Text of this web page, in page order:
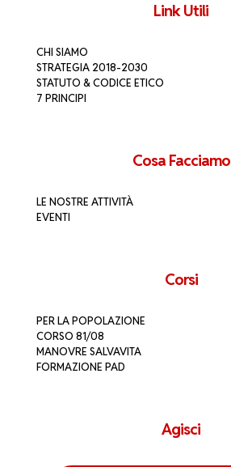
Link Utili
CHI SIAMO
STRATEGIA 2018-2030
STATUTO & CODICE ETICO
7 PRINCIPI
Cosa Facciamo
LE NOSTRE ATTIVITÀ
EVENTI
Corsi
PER LA POPOLAZIONE
CORSO 81/08
MANOVRE SALVAVITA
FORMAZIONE PAD
Agisci